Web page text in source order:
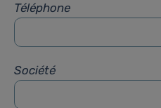
Téléphone
Société